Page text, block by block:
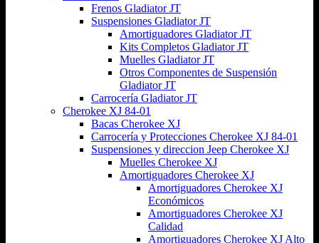
Frenos Gladiator JT
Suspensiones Gladiator JT
Amortiguadores Gladiator JT
Kits Completos Gladiator JT
Muelles Gladiator JT
Otros Componentes de Suspensión
Gladiator JT
Carrocería Gladiator JT
Cherokee XJ 84-01
Bacas Cherokee XJ
Carrocería y Protecciones Cherokee XJ 84-01
Suspensiones y direccion Jeep Cherokee XJ
Muelles Cherokee XJ
Amortiguadores Cherokee XJ
Amortiguadores Cherokee XJ
Económicos
Amortiguadores Cherokee XJ
Calidad
Amortiguadores Cherokee XJ Alto